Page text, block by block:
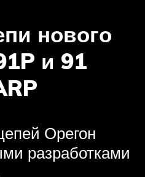
нового
и 91
Орегон
разработками